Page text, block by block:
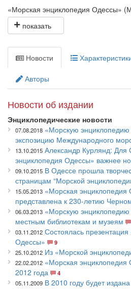
«Морская энциклопедия Одессы»
энциклопедическое издание,
по величине городу Российской
Основной массив информации
энциклопедические статьи (
присутствуют так называемые
самостоятельные литературные
подготовленные авторами МЭО или
опубликованных произведений в
авторов со дня основания Одессы
издание включает1680
Цель проекта — увековечивание
со времени основания города до
морской среды, флоры и фауны,
деятельности, связанных с
темы моря и Одессы в искусстве,
специфических региональных
Адресовано широкому кругу
Подготовлено коллективом из
морской отрасли, учёных —
литераторов, коллекционеров — по
спонсорской поддержке
судоходной компании «Укрферри».
Новости
Авторы
Новости об издании
Энциклопедические новости
07.08.2018 «Морскую
экспозицию Международного
13.10.2015 Александр Курлянд:
энциклопедия Одессы» важнее
09.10.2015 В Одессе прошла
страницам “Морской
15.05.2013 «Морская
представлена к 230-летию
06.03.2013 «Морскую
местным библиотекам и музеям
03.11.2012 Состоялась
Одессы»
9
25.10.2012 Из «Морской
22.02.2012 «Морская
2012 года
4
05.11.2009 В 2010 году будет